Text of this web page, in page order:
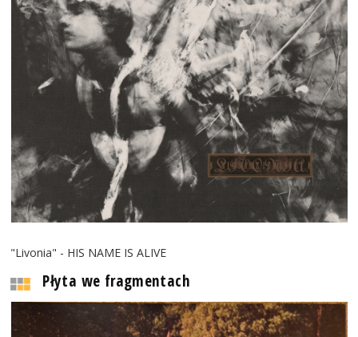
"Livonia" - HIS NAME IS ALIVE
Płyta we fragmentach